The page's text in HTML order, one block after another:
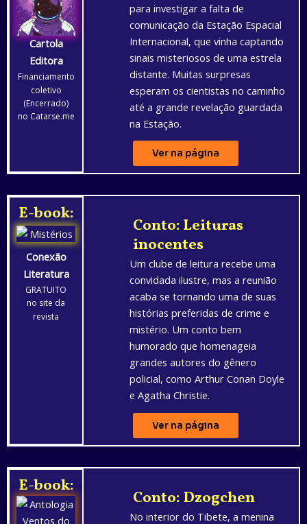
Cartola
Editora
Financiamento
coletivo
(Encerrado)
no Catarse.me
para investigar a falta de
comunicação da Estação Espacial
Internacional, que vinha captando
sinais misteriosos de uma estrela
distante. Muitas surpresas
esperam os cientistas no caminho
até a grande revelação guardada
na Estação.
Ver na página
E-book:
Conexão
Literatura
GRATUITO
no site da
revista
Conto: Leituras
inocentes
Um clube de leitura recebe uma
convidada ilustre, mas a reunião
acaba se tornando uma de suas
histórias preferidas de crime e
mistério. Um conto bem
humorado que homenageia
grandes autores do gênero
policial, como Arthur Conan Doyle
e Agatha Christie.
Ver na página
E-book:
Conto: Dzogchen
No interior do Tibete, a menina